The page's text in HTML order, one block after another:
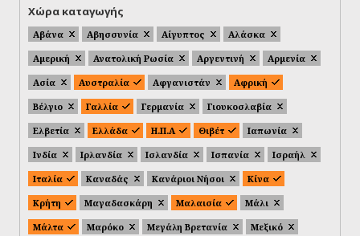
Χώρα καταγωγής
Αβάνα Αβησσυνία Αίγυπτος
Αλάσκα
Αμερική
Ανατολική Ρωσία Αργεντινή
Αρμενία
Ασία
Αυστραλία Αφγανιστάν
Αφρική
Βέλγιο
Γαλλία Γερμανία
Γιουκοσλαβία
Ελβετία
Ελλάδα Η.Π.Α Θιβέτ
Ιαπωνία
Ινδία
Ιρλανδία Ισλανδία Ισπανία
Ισραήλ
Ιταλία
Καναδάς Κανάριοι Νήσοι
Κίνα
Κρήτη
Μαγαδασκάρη Μαλαισία
Μάλι
Μάλτα
Μαρόκο Μεγάλη Βρετανία
Μεξικό